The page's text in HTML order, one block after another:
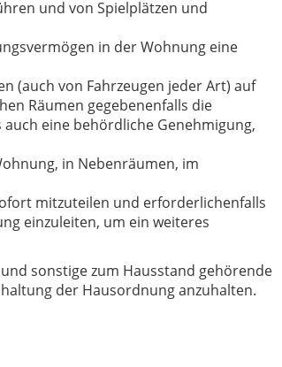
und von Spielplätzen und
in der Wohnung eine
(auch von Fahrzeugen jeder Art) auf
Räumen gegebenenfalls die
eine behördliche Genehmigung,
in Nebenräumen, im
mitzuteilen und erforderlichenfalls
einzuleiten, um ein weiteres
sonstige zum Hausstand gehörende
der Hausordnung anzuhalten.